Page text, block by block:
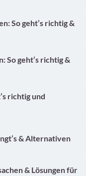
So geht’s richtig &
So geht’s richtig &
richtig und
& Alternativen
& Lösungen für